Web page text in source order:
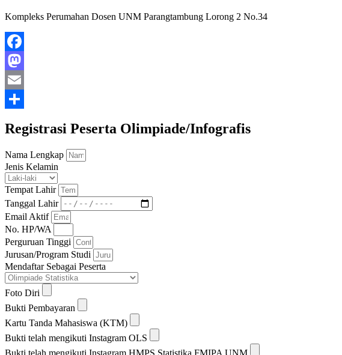
Kompleks Perumahan Dosen UNM Parangtambung Lorong 2 No.34
Facebook
Mastodon
Email
Registrasi Peserta Olimpiade/Infografis
Nama Lengkap
Jenis Kelamin
Tempat Lahir
Tanggal Lahir
Email Aktif
No. HP/WA
Perguruan Tinggi
Jurusan/Program Studi
Mendaftar Sebagai Peserta
Foto Diri
Bukti Pembayaran
Kartu Tanda Mahasiswa (KTM)
Bukti telah mengikuti Instagram OLS
Bukti telah mengikuti Instagram HMPS Statistika FMIPA UNM